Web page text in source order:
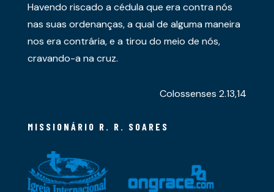
Havendo riscado a cédula que era contra nós
nas suas ordenanças, a qual de alguma maneira
nos era contrária, e a tirou do meio de nós,
cravando-a na cruz.
Colossenses 2.13,14
MISSIONÁRIO R. R. SOARES